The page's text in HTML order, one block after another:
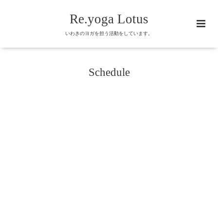
Re.yoga Lotus
いわきのヨガを担う活動をしています。
Schedule